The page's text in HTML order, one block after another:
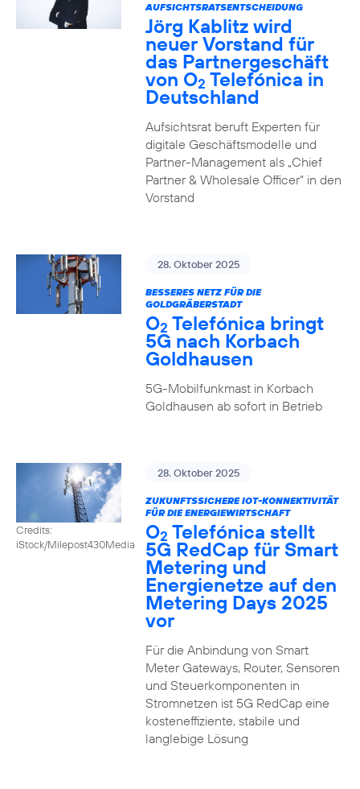
AUFSICHTSRATSENTSCHEIDUNG
Jörg Kablitz wird
neuer Vorstand für
das Partnergeschäft
von O2 Telefónica in
Deutschland
Aufsichtsrat beruft Experten für
digitale Geschäftsmodelle und
Partner-Management als „Chief
Partner & Wholesale Officer“ in den
Vorstand
28. Oktober 2025
BESSERES NETZ FÜR DIE
GOLDGRÄBERSTADT
O2 Telefónica bringt
5G nach Korbach
Goldhausen
5G-Mobilfunkmast in Korbach
Goldhausen ab sofort in Betrieb
Credits:
iStock/Milepost430Media
28. Oktober 2025
ZUKUNFTSSICHERE IOT-KONNEKTIVITÄT
FÜR DIE ENERGIEWIRTSCHAFT
O2 Telefónica stellt
5G RedCap für Smart
Metering und
Energienetze auf den
Metering Days 2025
vor
Für die Anbindung von Smart
Meter Gateways, Router, Sensoren
und Steuerkomponenten in
Stromnetzen ist 5G RedCap eine
kosteneffiziente, stabile und
langlebige Lösung